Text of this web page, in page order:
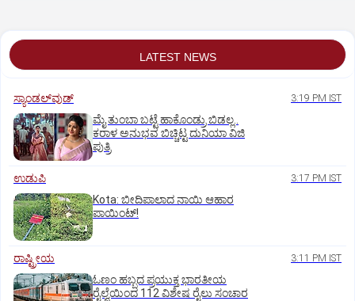
LATEST NEWS
ಸ್ಯಾಂಡಲ್‌ವುಡ್‌ 3:19 PM IST
ಮೈ ತುಂಬಾ ಬಟ್ಟೆ ಹಾಕೊಂಡ್ರು ಬಿಡಲ್ಲ..
ಕರಾಳ ಅನುಭವ ಬಿಚ್ಚಿಟ್ಟ ದುನಿಯಾ ವಿಜಿ
ಪುತ್ರಿ
ಉಡುಪಿ 3:17 PM IST
Kota: ಬೀದಿಪಾಲಾದ ನಾಯಿ ಆಹಾರ
ಪಾಯಿಂಟ್‌!
ರಾಷ್ಟ್ರೀಯ 3:11 PM IST
ಓಣಂ ಹಬ್ಬದ ಪ್ರಯುಕ್ತ ಭಾರತೀಯ
ರೈಲ್ವೆಯಿಂದ 112 ವಿಶೇಷ ರೈಲು ಸಂಚಾರ